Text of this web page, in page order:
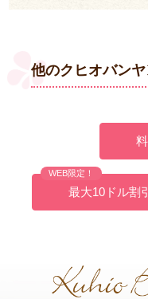
他のクヒオバン
WEB限定！
最大10ドル割